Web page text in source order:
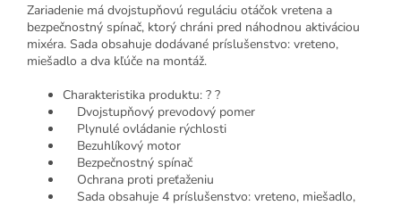
Zariadenie má dvojstupňovú reguláciu otáčok vretena a
bezpečnostný spínač, ktorý chráni pred náhodnou aktiváciou
mixéra. Sada obsahuje dodávané príslušenstvo: vreteno,
miešadlo a dva kľúče na montáž.
Charakteristika produktu: ? ?
Dvojstupňový prevodový pomer
Plynulé ovládanie rýchlosti
Bezuhlíkový motor
Bezpečnostný spínač
Ochrana proti preťaženiu
Sada obsahuje 4 príslušenstvo: vreteno, miešadlo,